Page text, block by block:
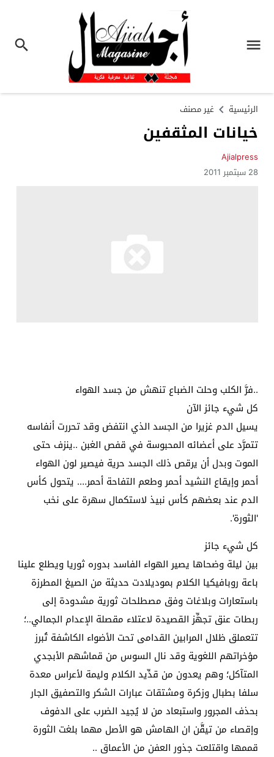
الرئيسية غير مصنف
خيانات المثقفين
Ajialpress
28 سبتمبر 2011
..فرَّ الكلب وحلت الضباع تنهش من جسد الهواء
كل شيء جائز الآن
يسيل الدم غزيرا من الجسد الذي انتفض وقد تحررت أنفاسه
تتمرَّد على أعضائه المحبوسة في قفص الغبن ..ينزف حتى
الموت وبدل أن يرقص ذلك الجسد حرية فيصير لون الهواء
أحمر وإيقاع النشيد أحمر وطعم التفاحة أحمر…. يتحول كأس
الدم عند بعضهم كأس نبيذ لاستكمال سهرة على نخب
'الثورة'.
كل شيء جائز
بين ليلة وضحاها يصير الهواء الفاسد بدوره ثوريا ويطلع علينا
باعة روبافيكيا الكلام بموديلادت حديثة من الصيغ المطرزة
باستعارات وبلاغات وفق مصطلحات ثورية مشدودة إلى
ربطات عنق تجهِّز القصيدة لاعتلاء مقصلة الإعدام الجمالي..؛
تتعملق ظلال المرابين القدامى تحت الأضواء الكاشفة تُبرز
مؤخراتهم اللغوية وقد نال السوس من قماشهم الأبجدي
المتآكل؛ وهم يعدون من قدِّيد الكلام وليمة لأعراس معدة
سلفا بطبال وزكرة ومشتقات عبارات الشكر والتصفيق الجار
بحذف المجرور واستبعاد من لا يُجيد الضرب على الدفوف
وإقصاء من تيقَّن ان الهامش هو الأصل مهما بلغت الثورة
قممها واقتلعت جذور العفن من الأعماق ..